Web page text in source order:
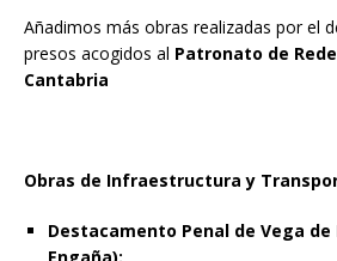
Añadimos más obras realizadas por el
presos acogidos al Patronato de
Cantabria
Obras de Infraestructura y
Destacamento Penal de Vega de